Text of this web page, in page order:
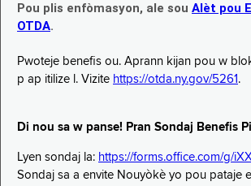
Pou plis enfòmasyon, ale sou Alèt pou
OTDA.
Pwoteje benefis ou. Aprann kijan pou w
p ap itilize l. Vizite https://otda.ny.gov/5261 .
Di nou sa w panse! Pran Sondaj Benefis
Lyen sondaj la: https://forms.office.com/g/
Sondaj sa a envite Nouyòkè yo pou pataje